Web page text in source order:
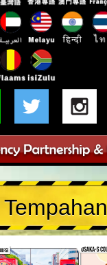
Tempahan